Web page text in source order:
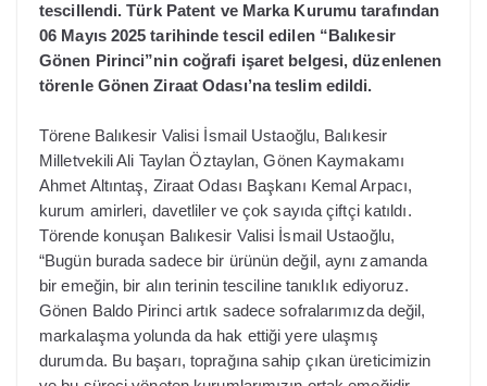
tescillendi. Türk Patent ve Marka Kurumu tarafından
06 Mayıs 2025 tarihinde tescil edilen “Balıkesir
Gönen Pirinci”nin coğrafi işaret belgesi, düzenlenen
törenle Gönen Ziraat Odası’na teslim edildi.
Törene Balıkesir Valisi İsmail Ustaoğlu, Balıkesir
Milletvekili Ali Taylan Öztaylan, Gönen Kaymakamı
Ahmet Altıntaş, Ziraat Odası Başkanı Kemal Arpacı,
kurum amirleri, davetliler ve çok sayıda çiftçi katıldı.
Törende konuşan Balıkesir Valisi İsmail Ustaoğlu,
“Bugün burada sadece bir ürünün değil, aynı zamanda
bir emeğin, bir alın terinin tesciline tanıklık ediyoruz.
Gönen Baldo Pirinci artık sadece sofralarımızda değil,
markalaşma yolunda da hak ettiği yere ulaşmış
durumda. Bu başarı, toprağına sahip çıkan üreticimizin